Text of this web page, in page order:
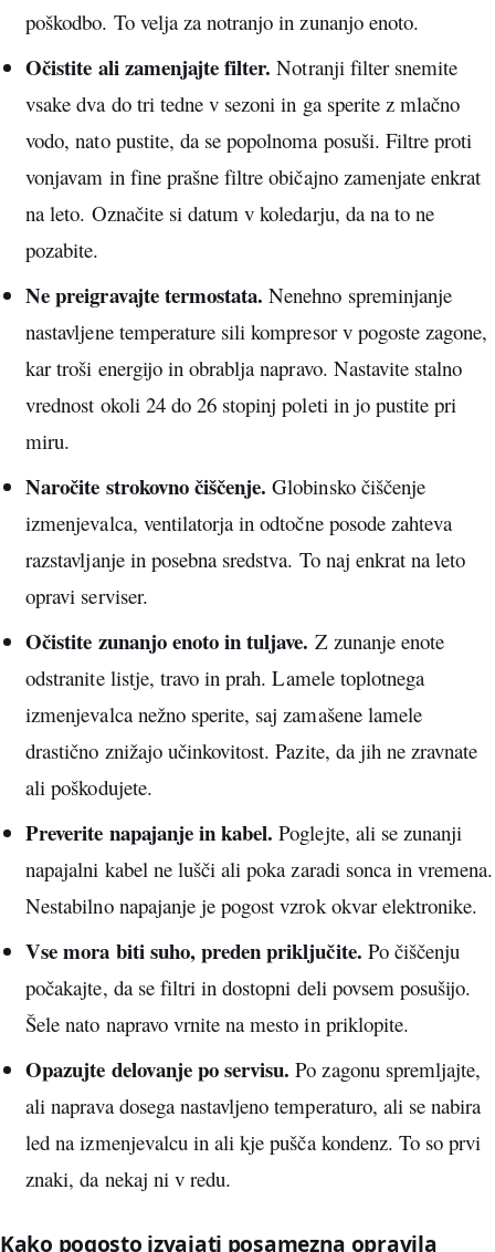
poškodbo. To velja za notranjo in zunanjo enoto.
Očistite ali zamenjajte filter. Notranji filter snemite
vsake dva do tri tedne v sezoni in ga sperite z mlačno
vodo, nato pustite, da se popolnoma posuši. Filtre proti
vonjavam in fine prašne filtre običajno zamenjate enkrat
na leto. Označite si datum v koledarju, da na to ne
pozabite.
Ne preigravajte termostata. Nenehno spreminjanje
nastavljene temperature sili kompresor v pogoste zagone,
kar troši energijo in obrablja napravo. Nastavite stalno
vrednost okoli 24 do 26 stopinj poleti in jo pustite pri
miru.
Naročite strokovno čiščenje. Globinsko čiščenje
izmenjevalca, ventilatorja in odtočne posode zahteva
razstavljanje in posebna sredstva. To naj enkrat na leto
opravi serviser.
Očistite zunanjo enoto in tuljave. Z zunanje enote
odstranite listje, travo in prah. Lamele toplotnega
izmenjevalca nežno sperite, saj zamašene lamele
drastično znižajo učinkovitost. Pazite, da jih ne zravnate
ali poškodujete.
Preverite napajanje in kabel. Poglejte, ali se zunanji
napajalni kabel ne lušči ali poka zaradi sonca in vremena.
Nestabilno napajanje je pogost vzrok okvar elektronike.
Vse mora biti suho, preden priključite. Po čiščenju
počakajte, da se filtri in dostopni deli povsem posušijo.
Šele nato napravo vrnite na mesto in priklopite.
Opazujte delovanje po servisu. Po zagonu spremljajte,
ali naprava dosega nastavljeno temperaturo, ali se nabira
led na izmenjevalcu in ali kje pušča kondenz. To so prvi
znaki, da nekaj ni v redu.
Kako pogosto izvajati posamezna opravila